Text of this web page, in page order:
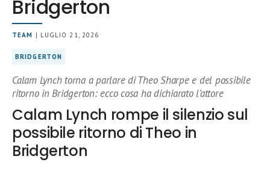
Bridgerton
TEAM | LUGLIO 21, 2026
BRIDGERTON
Calam Lynch torna a parlare di Theo Sharpe e del possibile
ritorno in Bridgerton: ecco cosa ha dichiarato l’attore
Calam Lynch rompe il silenzio sul
possibile ritorno di Theo in
Bridgerton